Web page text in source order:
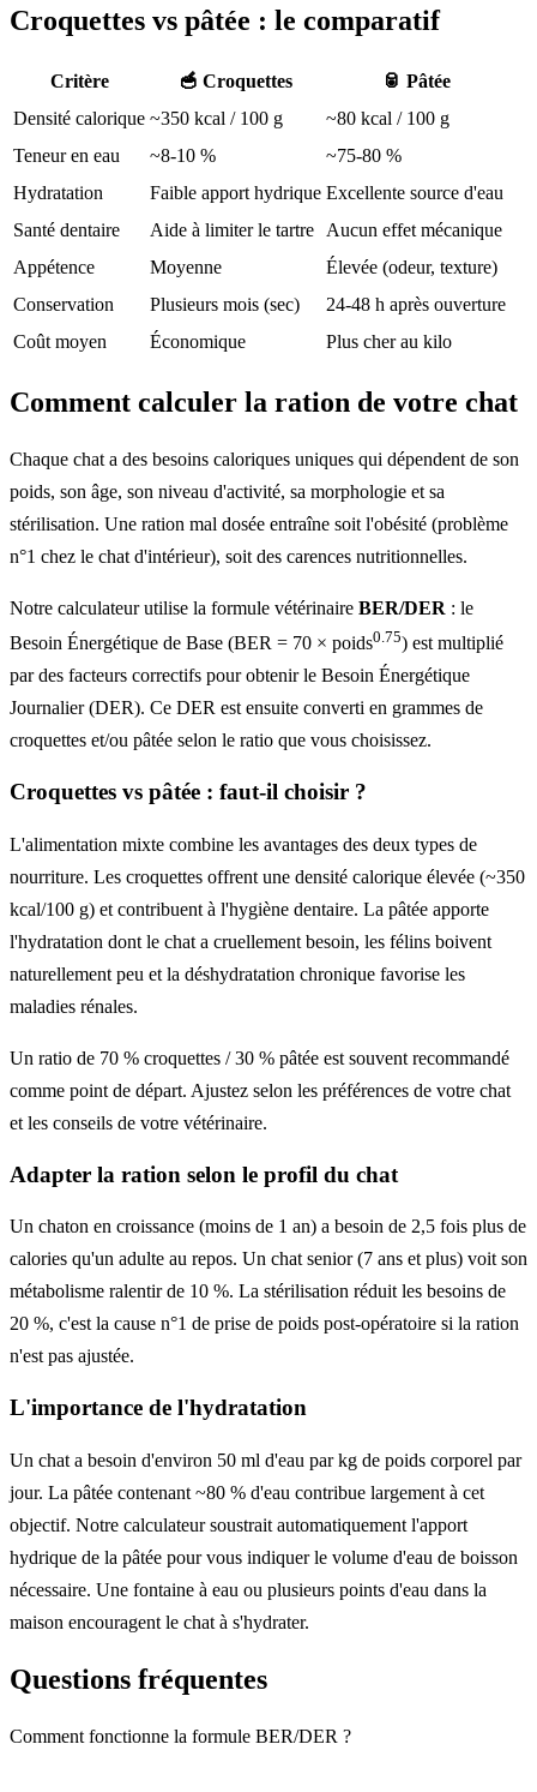
Croquettes vs pâtée : le comparatif
Critère 🥣 Croquettes
🥫 Pâtée
Densité calorique ~350 kcal / 100 g
~80 kcal / 100 g
Teneur en eau
~8-10 %
~75-80 %
Hydratation
Faible apport hydrique Excellente source d'eau
Santé dentaire
Aide à limiter le tartre
Aucun effet mécanique
Appétence
Moyenne
Élevée (odeur, texture)
Conservation
Plusieurs mois (sec)
24-48 h après ouverture
Coût moyen
Économique Plus cher au kilo
Comment calculer la ration de votre chat
Chaque chat a des besoins caloriques uniques qui dépendent de son
poids, son âge, son niveau d'activité, sa morphologie et sa
stérilisation. Une ration mal dosée entraîne soit l'obésité (problème
n°1 chez le chat d'intérieur), soit des carences nutritionnelles.
Notre calculateur utilise la formule vétérinaire BER/DER : le
Besoin Énergétique de Base (BER = 70 × poids0.75) est multiplié
par des facteurs correctifs pour obtenir le Besoin Énergétique
Journalier (DER). Ce DER est ensuite converti en grammes de
croquettes et/ou pâtée selon le ratio que vous choisissez.
Croquettes vs pâtée : faut-il choisir ?
L'alimentation mixte combine les avantages des deux types de
nourriture. Les croquettes offrent une densité calorique élevée (~350
kcal/100 g) et contribuent à l'hygiène dentaire. La pâtée apporte
l'hydratation dont le chat a cruellement besoin, les félins boivent
naturellement peu et la déshydratation chronique favorise les
maladies rénales.
Un ratio de 70 % croquettes / 30 % pâtée est souvent recommandé
comme point de départ. Ajustez selon les préférences de votre chat
et les conseils de votre vétérinaire.
Adapter la ration selon le profil du chat
Un chaton en croissance (moins de 1 an) a besoin de 2,5 fois plus de
calories qu'un adulte au repos. Un chat senior (7 ans et plus) voit son
métabolisme ralentir de 10 %. La stérilisation réduit les besoins de
20 %, c'est la cause n°1 de prise de poids post-opératoire si la ration
n'est pas ajustée.
L'importance de l'hydratation
Un chat a besoin d'environ 50 ml d'eau par kg de poids corporel par
jour. La pâtée contenant ~80 % d'eau contribue largement à cet
objectif. Notre calculateur soustrait automatiquement l'apport
hydrique de la pâtée pour vous indiquer le volume d'eau de boisson
nécessaire. Une fontaine à eau ou plusieurs points d'eau dans la
maison encouragent le chat à s'hydrater.
Questions fréquentes
Comment fonctionne la formule BER/DER ?